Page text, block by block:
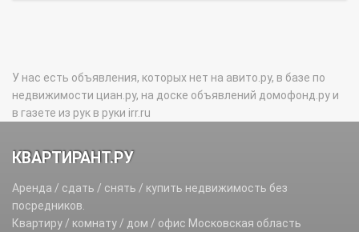
У нас есть объявления, которых нет на авито.ру, в базе по
недвижимости циан.ру, на доске объявлений домофонд.ру и
в газете из рук в руки irr.ru
КВАРТИРАНТ.РУ
Аренда / сдать / снять / купить недвижимость без
посредников.
Квартиру / комнату / дом / офис Московская область